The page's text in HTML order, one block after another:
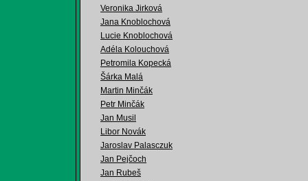
Veronika Jirková
Jana Knoblochová
Lucie Knoblochová
Adéla Kolouchová
Petromila Kopecká
Šárka Malá
Martin Minčák
Petr Minčák
Jan Musil
Libor Novák
Jaroslav Palasczuk
Jan Pejčoch
Jan Rubeš